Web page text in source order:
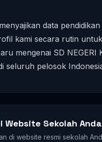
data
kami secara rutin untuk
mengenai SD NEGERI
seluruh pelosok
Website Sekolah Anda
di website resmi sekolah